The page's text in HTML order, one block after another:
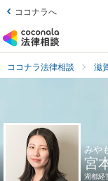
ココナラへ
ココナラ法律相談 滋
みや
宮
湖都経